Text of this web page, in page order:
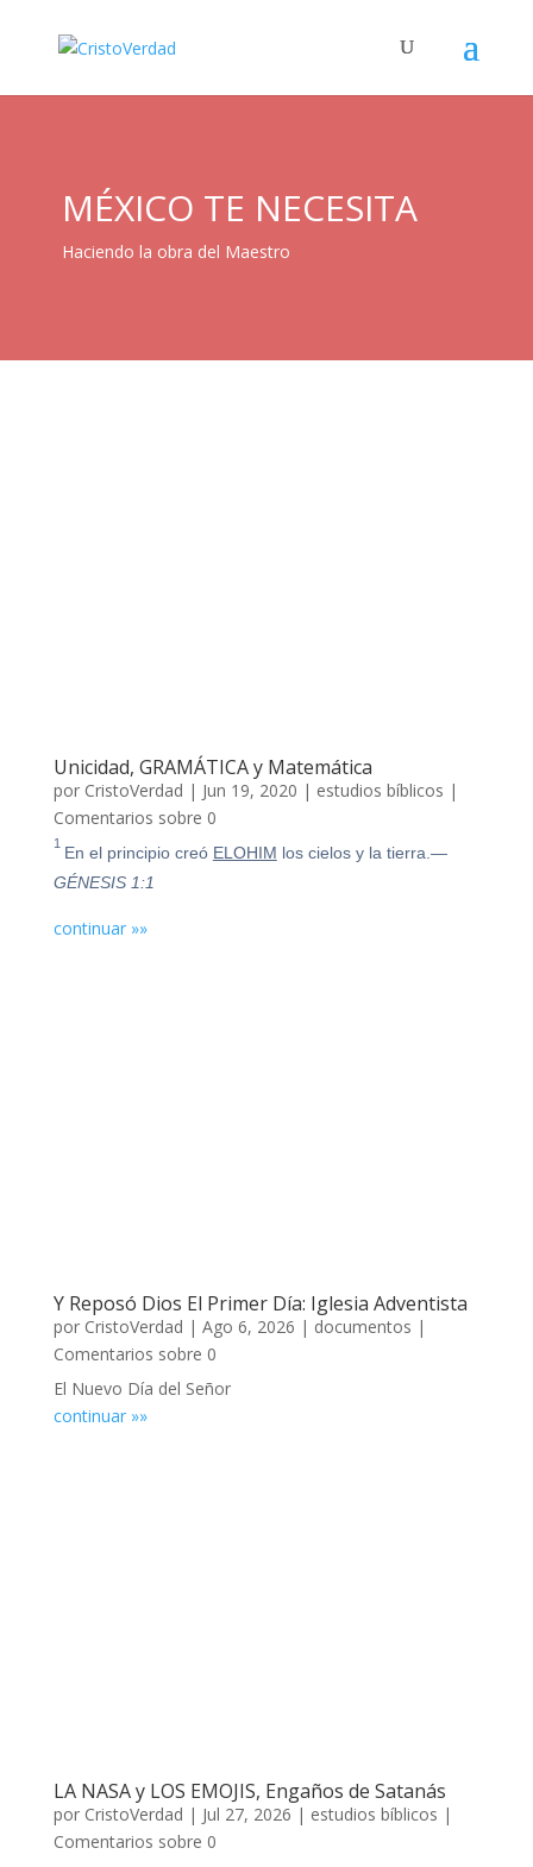
MÉXICO TE NECESITA
Haciendo la obra del Maestro
Unicidad, GRAMÁTICA y Matemática
por CristoVerdad | Jun 19, 2020 | estudios bíblicos |
Comentarios sobre 0
1 En el principio creó ELOHIM los cielos y la tierra. —
GÉNESIS 1:1
continuar »»
Y Reposó Dios El Primer Día: Iglesia Adventista
por CristoVerdad | Ago 6, 2026 | documentos |
Comentarios sobre 0
El Nuevo Día del Señor
continuar »»
LA NASA y LOS EMOJIS, Engaños de Satanás
por CristoVerdad | Jul 27, 2026 | estudios bíblicos |
Comentarios sobre 0